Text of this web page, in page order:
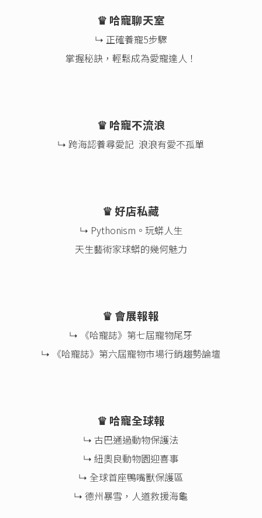
♛ 哈寵聊天室
↳ 正確養寵5步驟
掌握秘訣，輕鬆成為愛寵達人！
♛ 哈寵不流浪
↳ 跨海認養尋愛記 浪浪有愛不孤單
♛ 好店私藏
↳ Pythonism。玩蟒人生
天生藝術家球蟒的幾何魅力
♛ 會展報報
↳ 《哈寵誌》第七屆寵物尾牙
↳ 《哈寵誌》第六屆寵物市場行銷趨勢論壇
♛ 哈寵全球報
↳ 古巴通過動物保護法
↳ 紐奧良動物園迎喜事
↳ 全球首座鴨嘴獸保護區
↳ 德州暴雪，人道救援海龜